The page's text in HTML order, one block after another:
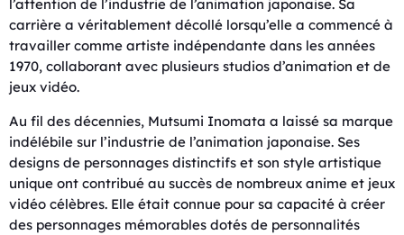
l’attention de l’industrie de l’animation japonaise. Sa
carrière a véritablement décollé lorsqu’elle a commencé à
travailler comme artiste indépendante dans les années
1970, collaborant avec plusieurs studios d’animation et de
jeux vidéo.
Au fil des décennies, Mutsumi Inomata a laissé sa marque
indélébile sur l’industrie de l’animation japonaise. Ses
designs de personnages distinctifs et son style artistique
unique ont contribué au succès de nombreux anime et jeux
vidéo célèbres. Elle était connue pour sa capacité à créer
des personnages mémorables dotés de personnalités